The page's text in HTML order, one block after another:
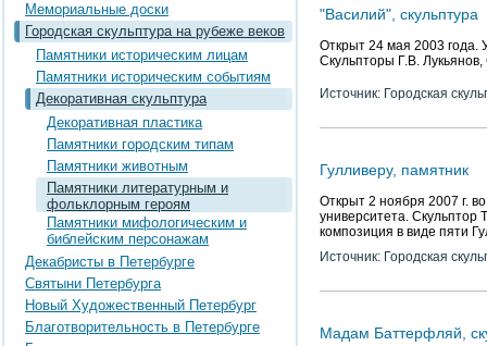
Мемориальные доски
Городская скульптура на рубеже веков
Памятники историческим лицам
Памятники историческим событиям
Декоративная скульптура
Декоративная пластика
Памятники городским типам
Памятники животным
Памятники литературным и
фольклорным героям
Памятники мифологическим и
библейским персонажам
Декабристы в Петербурге
Святыни Петербурга
Новый Художественный Петербург
Благотворительность в Петербурге
"Василий", скульптура
Открыт 24 мая 2003 года.
Скульпторы Г.В.
Источник: Городская
Гулливеру, памятник
Открыт 2 ноября 2007 г.
университета.
композиция в виде пяти
Источник: Городская
Мадам Баттерфляй,